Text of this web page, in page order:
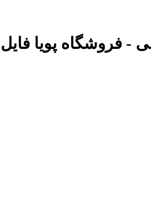
- فروشگاه پویا فایل